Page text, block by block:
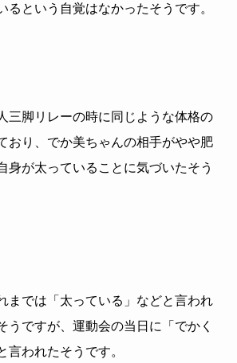
るという自覚はなかったそうです。
三脚リレーの時に同じような体格の
おり、でか美ちゃんの相手がやや肥
身が太っていることに気づいたそう
までは「太っている」などと言われ
うですが、運動会の当日に「でかく
言われたそうです。